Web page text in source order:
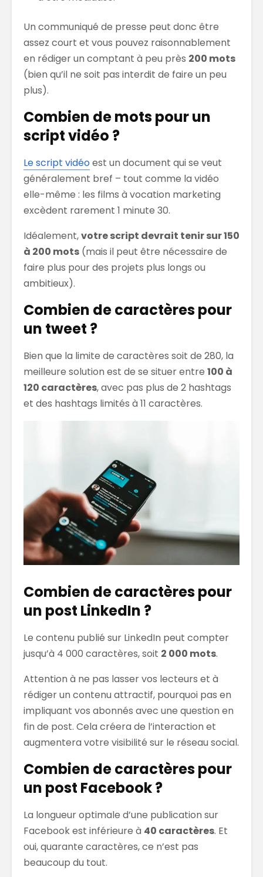
Un communiqué de presse peut donc être
assez court et vous pouvez raisonnablement
en rédiger un comptant à peu près 200 mots
(bien qu’il ne soit pas interdit de faire un peu
plus).
Combien de mots pour un
script vidéo ?
Le script vidéoest un document qui se veut
généralement bref – tout comme la vidéo
elle-même : les films à vocation marketing
excèdent rarement 1 minute 30.
Idéalement,votre script devrait tenir sur 150
à 200 mots (mais il peut être nécessaire de
faire plus pour des projets plus longs ou
ambitieux).
Combien de caractères pour
un tweet ?
Bien que la limite de caractères soit de 280, la
meilleure solution est de se situer entre 100 à
120 caractères, avec pas plus de 2 hashtags
et des hashtags limités à 11 caractères.
Combien de caractères pour
un post LinkedIn ?
Le contenu publié sur LinkedIn peut compter
jusqu’à 4 000 caractères, soit 2 000 mots.
Attention à ne pas lasser vos lecteurs et à
rédiger un contenu attractif, pourquoi pas en
impliquant vos abonnés avec une question en
fin de post. Cela créera de l’interaction et
augmentera votre visibilité sur le réseau social.
Combien de caractères pour
un post Facebook ?
La longueur optimale d’une publication sur
Facebook est inférieure à 40 caractères. Et
oui, quarante caractères, ce n’est pas
beaucoup du tout.